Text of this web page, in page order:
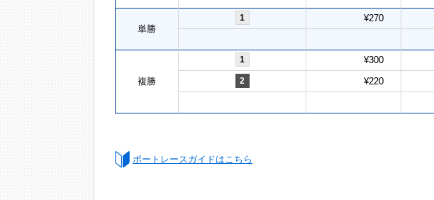
単勝
1 ¥270
複勝
1 ¥300
2 ¥220
ボートレースガイドはこちら